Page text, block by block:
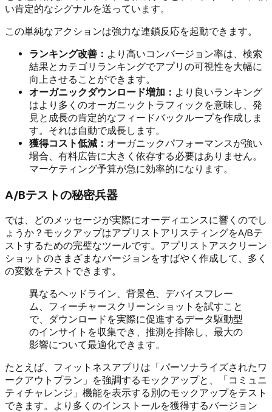
い肯定的なシグナルを送っています。
この単純なアクションは強力な連鎖反応を起動できます。
ランキング改善： より高いコンバージョン率は、検索
結果とカテゴリランキングでアプリの可視性を大幅に
向上させることができます。
オーガニックダウンロード増加： より良いランキング
はより多くのオーガニックトラフィックを意味し、発
見と成長の肯定的なフィードバックループを作成しま
す。それは自動で成長します。
獲得コスト低減： オーガニックパフォーマンスが強い
場合、有料広告に大きく依存する必要はありません。
マーケティング予算が急に効率的になります。
A/Bテストの秘密兵器
では、どのメッセージが実際にオーディエンスに響くのでし
ょうか？モックアップはアプリストアリスティングをA/Bテ
ストするための完璧なツールです。アプリストアスクリーン
ショットのさまざまなバージョンをすばやく作成して、多く
の変数をテストできます。
異なるヘッドライン、背景色、デバイスフレー
ム、フィーチャースクリーンショットを試すこと
で、ダウンロードを実際に促進するデータ駆動型
のインサイトを収集でき、推測を排除し、最大の
影響について最適化できます。
たとえば、フィットネスアプリは「パーソナライズされたワ
ークアウトプラン」を強調するモックアップと、「コミュニ
ティチャレンジ」機能を表示する別のモックアップをテスト
できます。より多くのインストールを獲得するバージョン